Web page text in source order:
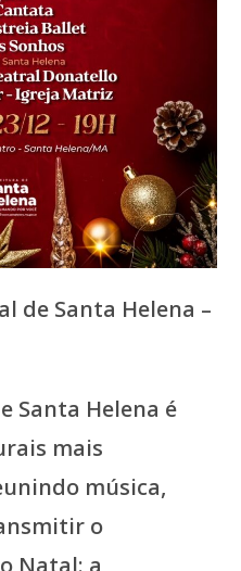
de Santa Helena –
Santa Helena é
mais
música,
o
Natal: a